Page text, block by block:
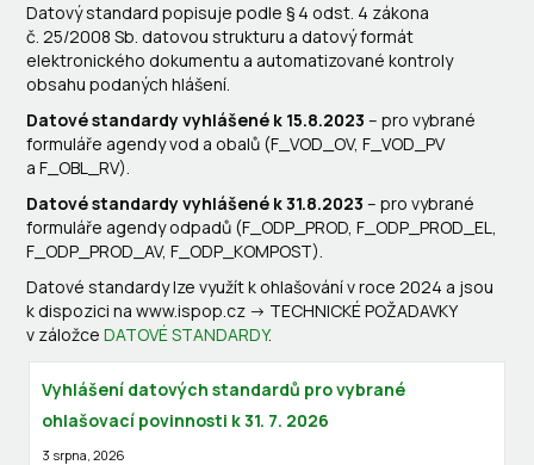
Datový standard popisuje podle § 4 odst. 4 zákona
č. 25/2008 Sb. datovou strukturu a datový formát
elektronického dokumentu a automatizované kontroly
obsahu podaných hlášení.
Datové standardy vyhlášené k 15.8.2023 – pro vybrané
formuláře agendy vod a obalů (F_VOD_OV, F_VOD_PV
a F_OBL_RV).
Datové standardy vyhlášené k 31.8.2023 – pro vybrané
formuláře agendy odpadů (F_ODP_PROD, F_ODP_PROD_EL,
F_ODP_PROD_AV, F_ODP_KOMPOST).
Datové standardy lze využít k ohlašování v roce 2024 a jsou
k dispozici na www.ispop.cz -> TECHNICKÉ POŽADAVKY
v záložce DATOVÉ STANDARDY.
Vyhlášení datových standardů pro vybrané
ohlašovací povinnosti k 31. 7. 2026
3 srpna, 2026